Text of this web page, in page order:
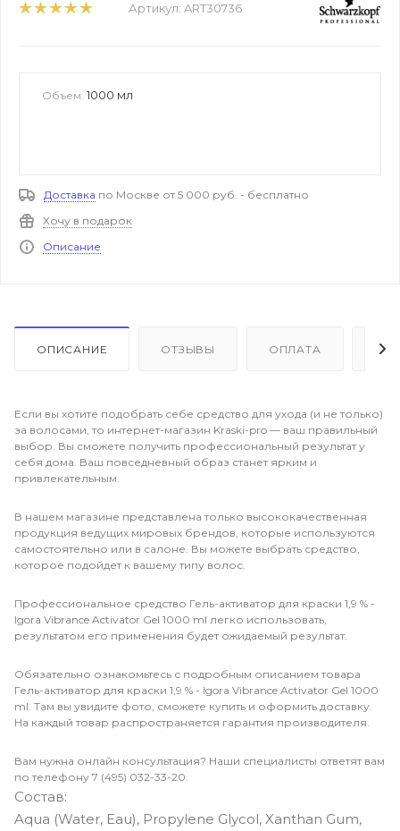
Артикул: ART30736
Объем: 1000 мл
Доставка по Москве от 5 000 руб. - бесплатно
Хочу в подарок
Описание
ОПИСАНИЕ ОТЗЫВЫ ОПЛАТА
Если вы хотите подобрать себе средство для ухода (и не только)
за волосами, то интернет-магазин Kraski-pro — ваш правильный
выбор. Вы сможете получить профессиональный результат у
себя дома. Ваш повседневный образ станет ярким и
привлекательным.
В нашем магазине представлена только высококачественная
продукция ведущих мировых брендов, которые используются
самостоятельно или в салоне. Вы можете выбрать средство,
которое подойдет к вашему типу волос.
Профессиональное средство Гель-активатор для краски 1,9 % -
Igora Vibrance Activator Gel 1000 ml легко использовать,
результатом его применения будет ожидаемый результат.
Обязательно ознакомьтесь с подробным описанием товара
Гель-активатор для краски 1,9 % - Igora Vibrance Activator Gel 1000
ml. Там вы увидите фото, сможете купить и оформить доставку.
На каждый товар распространяется гарантия производителя.
Вам нужна онлайн консультация? Наши специалисты ответят вам
по телефону 7 (495) 032-33-20.
Состав:
Aqua (Water, Eau), Propylene Glycol, Xanthan Gum,